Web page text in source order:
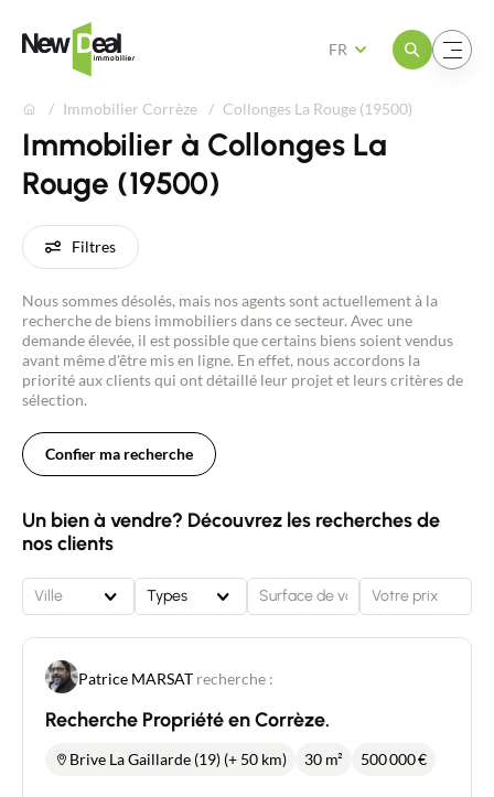
Ouvrir le menuOuvrir le menu
FR
Immobilier Corrèze Collonges La Rouge (19500)
Immobilier à Collonges La
Rouge (19500)
Filtres
Nous sommes désolés, mais nos agents sont actuellement à la
recherche de biens immobiliers dans ce secteur. Avec une
demande élevée, il est possible que certains biens soient vendus
avant même d'être mis en ligne. En effet, nous accordons la
priorité aux clients qui ont détaillé leur projet et leurs critères de
sélection.
Confier ma recherche
Un bien à vendre? Découvrez les recherches de
nos clients
Ville Types
Patrice MARSAT recherche :
Recherche Propriété en Corrèze.
Brive La Gaillarde (19) (+ 50 km) 30 m² 500 000€